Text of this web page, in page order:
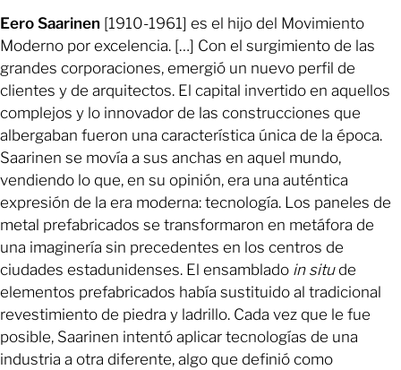
Eero Saarinen [1910-1961] es el hijo del Movimiento
Moderno por excelencia. […] Con el surgimiento de las
grandes corporaciones, emergió un nuevo perfil de
clientes y de arquitectos. El capital invertido en aquellos
complejos y lo innovador de las construcciones que
albergaban fueron una característica única de la época.
Saarinen se movía a sus anchas en aquel mundo,
vendiendo lo que, en su opinión, era una auténtica
expresión de la era moderna: tecnología. Los paneles de
metal prefabricados se transformaron en metáfora de
una imaginería sin precedentes en los centros de
ciudades estadunidenses. El ensamblado in situde
elementos prefabricados había sustituido al tradicional
revestimiento de piedra y ladrillo. Cada vez que le fue
posible, Saarinen intentó aplicar tecnologías de una
industria a otra diferente, algo que definió como